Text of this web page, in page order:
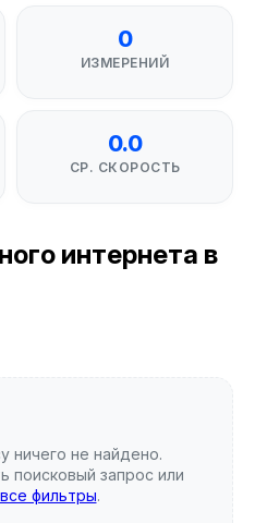
0
ИЗМЕРЕНИЙ
0.0
СР. СКОРОСТЬ
интернета в
ничего не найдено.
поисковый запрос или
фильтры.